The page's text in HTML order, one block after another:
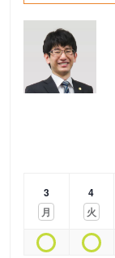
3
月
4
火